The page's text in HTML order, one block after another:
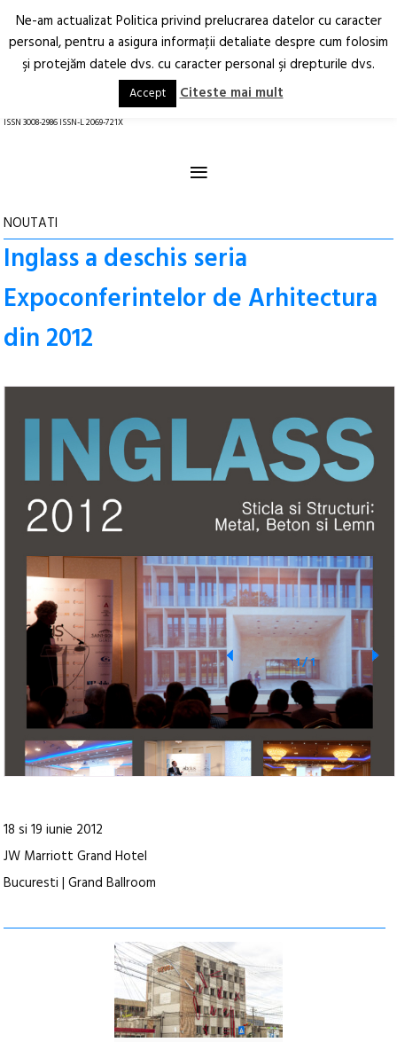
Arhitectură.
Oraș.
RO EN
ISSN 3008-2986 ISSN-L 2069-721X
≡
NOUTATI
Inglass a deschis seria
Expoconferintelor de Arhitectura
din 2012
1/1
18 si 19 iunie 2012
JW Marriott Grand Hotel
Bucuresti | Grand Ballroom
Ne-am actualizat Politica privind prelucrarea datelor cu caracter
personal, pentru a asigura informaţii detaliate despre cum folosim
şi protejăm datele dvs. cu caracter personal şi drepturile dvs.
Accept Citeste mai mult